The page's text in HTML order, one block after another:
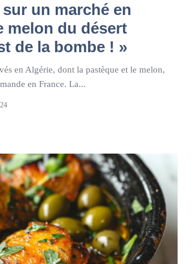
un marché en
melon du désert
de la bombe ! »
en Algérie, dont la pastèque et le melon,
en France. La...